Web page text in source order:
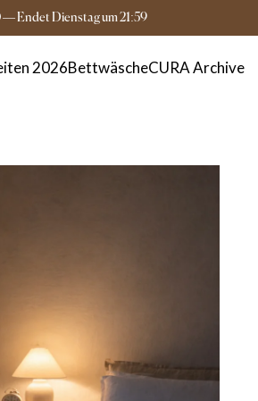
— Endet Dienstagum21:59
3-5 Tage Lieferzeit
2026BettwäscheCURA Archive